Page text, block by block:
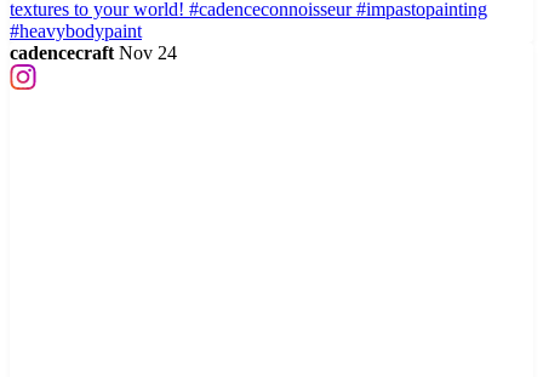
cadencecraft Nov 24